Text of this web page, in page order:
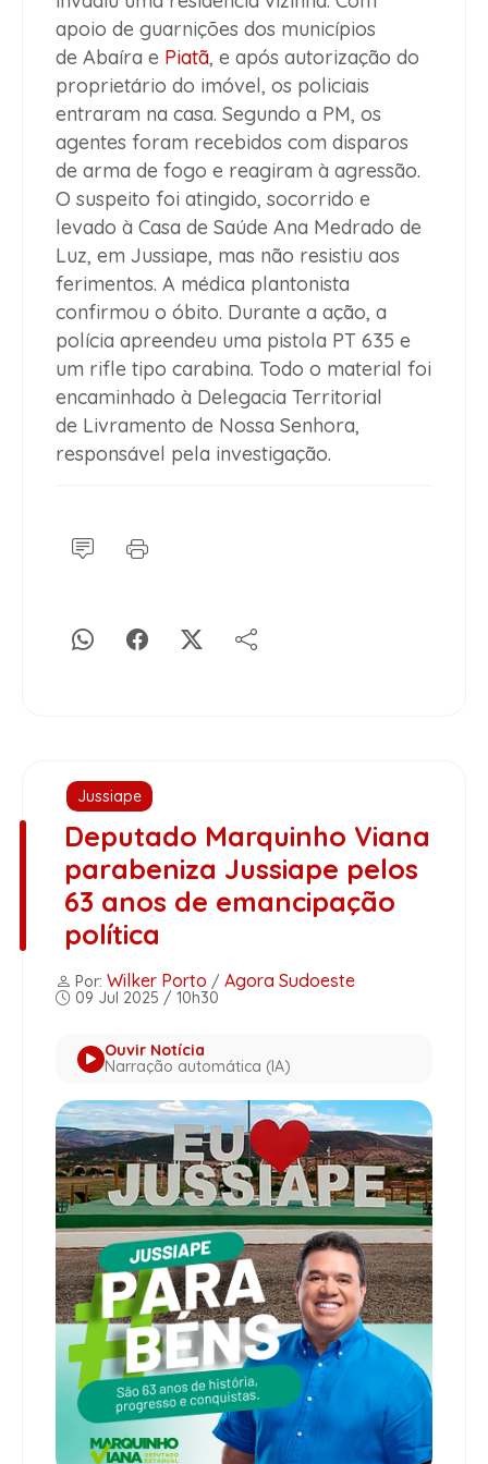
apoio de guarnições dos municípios
de Abaíra e Piatã, e após autorização do
proprietário do imóvel, os policiais
entraram na casa. Segundo a PM, os
agentes foram recebidos com disparos
de arma de fogo e reagiram à agressão.
O suspeito foi atingido, socorrido e
levado à Casa de Saúde Ana Medrado de
Luz, em Jussiape, mas não resistiu aos
ferimentos. A médica plantonista
confirmou o óbito. Durante a ação, a
polícia apreendeu uma pistola PT 635 e
um rifle tipo carabina. Todo o material foi
encaminhado à Delegacia Territorial
de Livramento de Nossa Senhora,
responsável pela investigação.
Jussiape
Deputado Marquinho Viana
parabeniza Jussiape pelos
63 anos de emancipação
política
Por: Wilker Porto / Agora Sudoeste
09 Jul 2025 / 10h30
Ouvir Notícia
Narração automática (IA)